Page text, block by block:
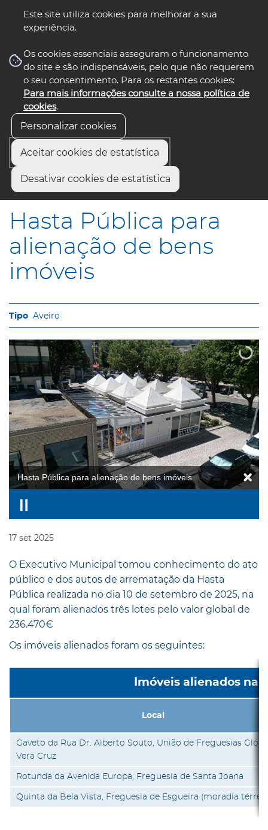
Este site utiliza cookies para melhorar a sua
experiência.
Os cookies essenciais asseguram o funcionamento
do site e são indispensáveis, pelo que não requerem
o seu consentimento. Para os restantes cookies:
Para mais informações consulte a nossa política de
cookies.
Personalizar cookies
Aceitar cookies de estatística
Desativar cookies de estatística
nos select language
Início
Hasta Pública para alienação de bens imóveis
Hasta Pública para
alienação de bens
imóveis
Aveiro
Hasta Pública para alienação de bens imóveis
17 set 2025
O Executivo Municipal tomou conhecimento do ato
público e dos autos de arrematação da Hasta
Pública realizada no dia 10 de setembro de 2025, na
qual foram alienados três lotes pelo valor global de
236.470€
Os imóveis alienados foram os seguintes:
Imóveis alienados na
Local
Gaveto da Rua Dr. Alberto Souto, União de Freguesias
Vera Cruz
Rotunda da Avenida Europa, Freguesia de Santa Joana
Quinta da Bela Vista, Freguesia de Esgueira (moradia térrea